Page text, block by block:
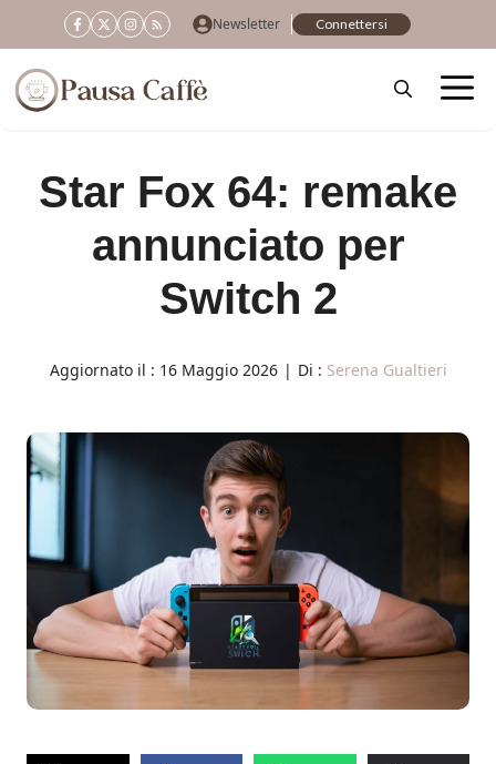
al
contenuto
Newsletter Connettersi
Star Fox 64: remake
annunciato per
Switch 2
Aggiornato il : 16 Maggio 2026 | Di : Serena Gualtieri